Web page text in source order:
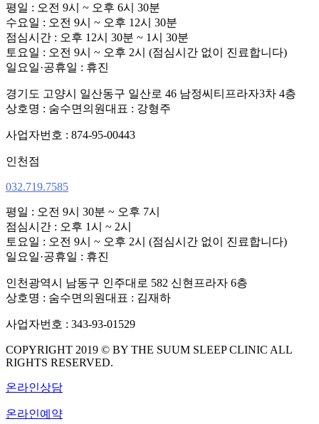
평일 : 오전 9시 ~ 오후 6시 30분
수요일 : 오전 9시 ~ 오후 12시 30분
점심시간 : 오후 12시 30분 ~ 1시 30분
토요일 : 오전 9시 ~ 오후 2시 (점심시간 없이 진료합니다)
일요일·공휴일 : 휴진
경기도 고양시 일산동구 일산로 46 남정씨티프라자3차 4층
상호명 : 숨수면의원대표 : 강형주
사업자번호 : 874-95-00443
인천점
032.719.7585
평일 : 오전 9시 30분 ~ 오후 7시
점심시간 : 오후 1시 ~ 2시
토요일 : 오전 9시 ~ 오후 2시 (점심시간 없이 진료합니다)
일요일·공휴일 : 휴진
인천광역시 남동구 인주대로 582 신현프라자 6층
상호명 : 숨수면의원대표 : 김재하
사업자번호 : 343-93-01529
COPYRIGHT 2019 © BY THE SUUM SLEEP CLINIC ALL
RIGHTS RESERVED.
온라인상담
온라인예약